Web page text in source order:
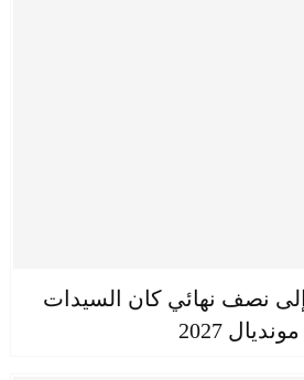
نصف نهائي كان السيدات
2027